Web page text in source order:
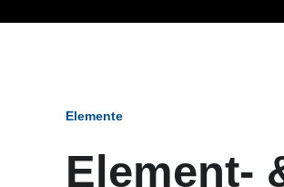
Elemente
Element-